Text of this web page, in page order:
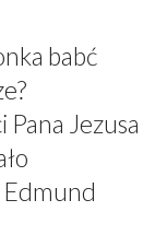
babć
Pana Jezusa
Edmund